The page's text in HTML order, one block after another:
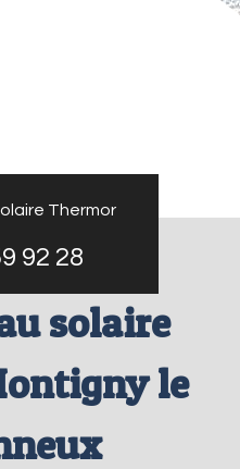
Thermor
92 28
solaire
le